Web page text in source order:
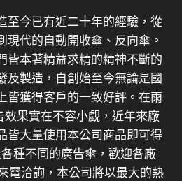
至今已有近二十年的經驗，從
現代的自動開收傘、反向傘。
皆本著精益求精的精神不斷的
及製造，自創始至今無論是國
皆獲得客戶的一致好評。在雨
效果實在不容小覷，近年來廠
皆大量使用本公司商品即可得
種不同的廣告傘，歡迎各廠
電洽詢，本公司將以最大的熱